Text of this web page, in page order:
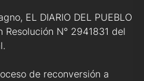
EL DIARIO DEL PUEBLO
N° 2941831 del
de reconversión a